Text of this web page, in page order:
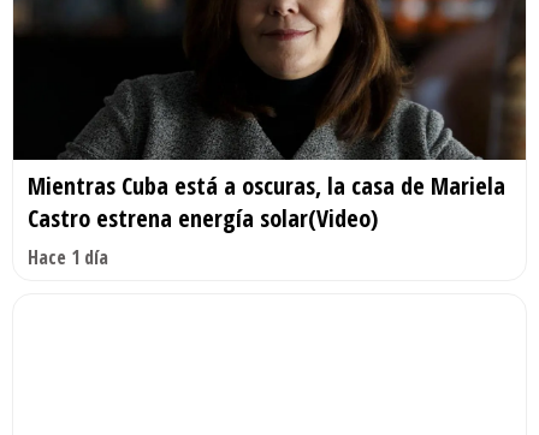
Mientras Cuba está a oscuras, la casa de Mariela
Castro estrena energía solar(Video)
Hace 1 día